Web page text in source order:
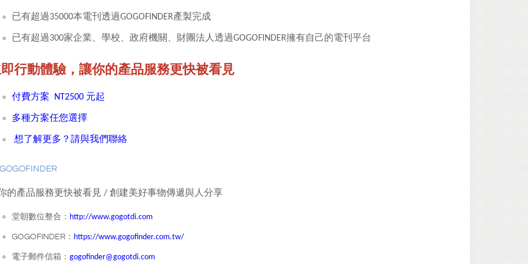
已有超過35000本電刊透過GOGOFINDER產製完成
已有超過300家企業、學校、政府機關、財團法人透過GOGOFINDER擁有自己的電刊平台
行動體驗，讓你的產品服務更快被看見
付費方案 NT2500 元起
多種方案任您選擇
想了解更多？請與我們聯絡
的產品服務更快被看見 / 創建美好事物傳遞與人分享
堂朝數位整合： http://www.gogotdi.com
GOGOFINDER： https://www.gogofinder.com.tw/
電子郵件信箱： gogofinder@gogotdi.com